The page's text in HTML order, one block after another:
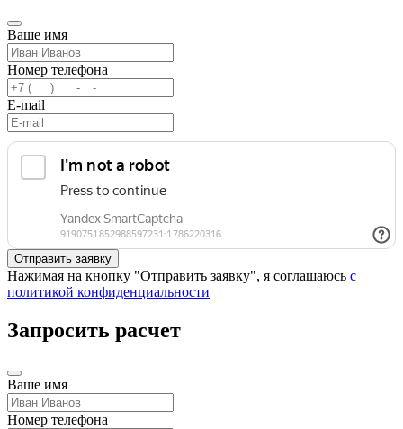
Ваше имя
Номер телефона
E-mail
Нажимая на кнопку "Отправить заявку", я соглашаюсь с
политикой конфиденциальности
Запросить расчет
Ваше имя
Номер телефона